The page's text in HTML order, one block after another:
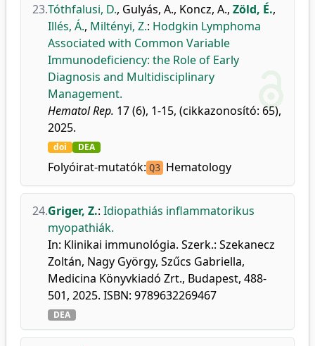
23.Tóthfalusi, D., Gulyás, A., Koncz, A., Zöld, É.,
Illés, Á., Miltényi, Z.: Hodgkin Lymphoma
Associated with Common Variable
Immunodeficiency: the Role of Early
Diagnosis and Multidisciplinary
Management.
Hematol Rep. 17 (6), 1-15, (cikkazonosító: 65),
2025.
doi DEA
Folyóirat-mutatók: Q3 Hematology
24.Griger, Z.: Idiopathiás inflammatorikus
myopathiák.
In: Klinikai immunológia. Szerk.: Szekanecz
Zoltán, Nagy György, Szűcs Gabriella,
Medicina Könyvkiadó Zrt., Budapest, 488-
501, 2025. ISBN: 9789632269467
DEA